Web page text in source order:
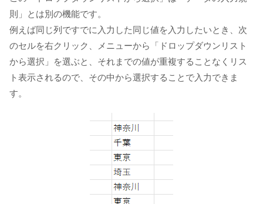
則」とは別の機能です。
例えば同じ列ですでに入力した同じ値を入力したいとき、次
のセルを右クリック、メニューから「ドロップダウンリスト
から選択」を選ぶと、それまでの値が重複することなくリス
ト表示されるので、その中から選択することで入力できま
す。